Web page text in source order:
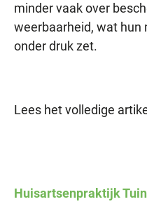
minder vaak over
weerbaarheid, wat hun
onder druk zet.
Lees het volledige
Huisartsenpraktijk